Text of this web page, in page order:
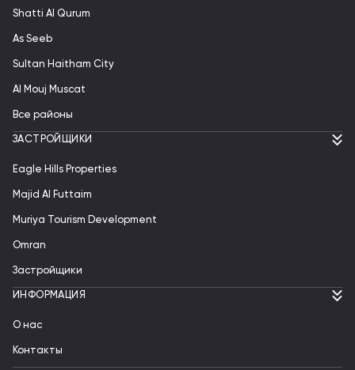
Shatti Al Qurum
As Seeb
Sultan Haitham City
Al Mouj Muscat
Все районы
ЗАСТРОЙЩИКИ
Eagle Hills Properties
Majid Al Futtaim
Muriya Tourism Development
Omran
Застройщики
ИНФОРМАЦИЯ
О нас
Контакты